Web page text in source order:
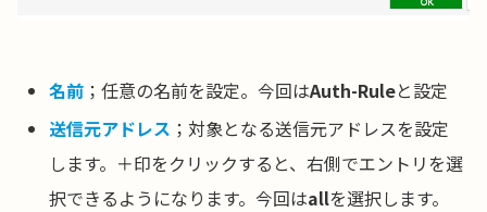
名前 ；任意の名前を設定。今回はAuth-Ruleと設定
送信元アドレス ；対象となる送信元アドレスを設定
します。＋印をクリックすると、右側でエントリを選
択できるようになります。今回はallを選択します。